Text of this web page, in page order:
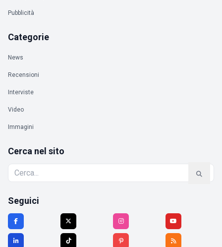
Pubblicità
Categorie
News
Recensioni
Interviste
Video
Immagini
Cerca nel sito
Seguici